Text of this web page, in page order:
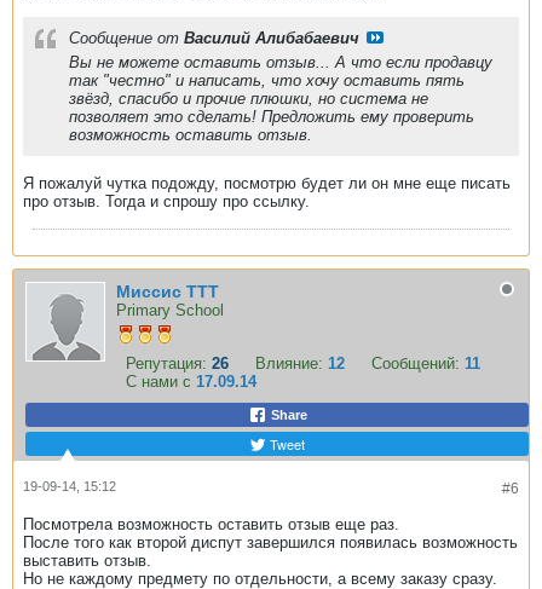
Сообщение от Василий Алибабаевич
Вы не можете оставить отзыв... А что если продавцу
так "честно" и написать, что хочу оставить пять
звёзд, спасибо и прочие плюшки, но система не
позволяет это сделать! Предложить ему проверить
возможность оставить отзыв.
Я пожалуй чутка подожду, посмотрю будет ли он мне еще писать
про отзыв. Тогда и спрошу про ссылку.
Миссис ТТТ
Primary School
Репутация: 26 Влияние: 12 Сообщений: 11
С нами с 17.09.14
Share
Tweet
#6
19-09-14, 15:12
Посмотрела возможность оставить отзыв еще раз.
После того как второй диспут завершился появилась возможность
выставить отзыв.
Но не каждому предмету по отдельности, а всему заказу сразу.